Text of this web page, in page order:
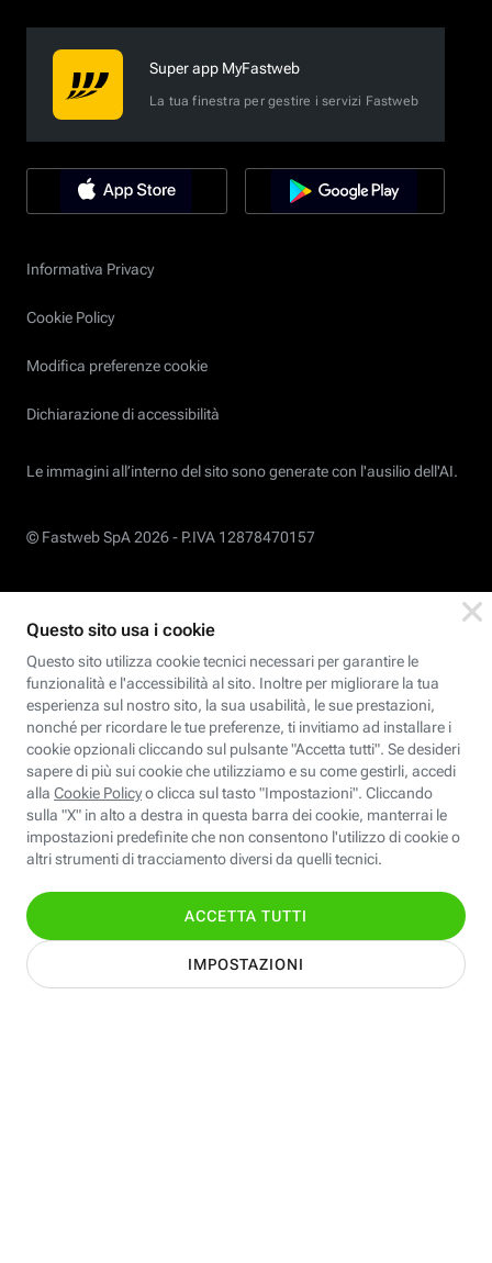
Super app MyFastweb
La tua finestra per gestire i servizi Fastweb
Informativa Privacy
Cookie Policy
Modifica preferenze cookie
Dichiarazione di accessibilità
Le immagini all’interno del sito sono generate con l'ausilio dell'AI.
© Fastweb SpA 2026 - P.IVA 12878470157